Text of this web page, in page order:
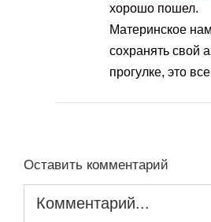
хорошо пошел.
Материнское
сохранять свой
прогулке, это
Оставить комментарий